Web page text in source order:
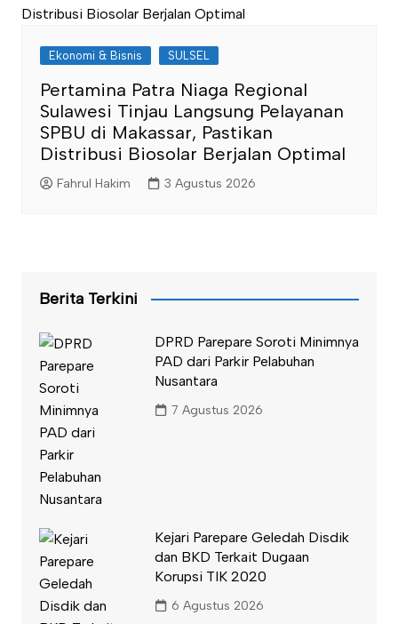
Ekonomi & Bisnis SULSEL
Pertamina Patra Niaga Regional
Sulawesi Tinjau Langsung Pelayanan
SPBU di Makassar, Pastikan
Distribusi Biosolar Berjalan Optimal
Fahrul Hakim 3 Agustus 2026
Berita Terkini
DPRD Parepare Soroti Minimnya
PAD dari Parkir Pelabuhan
Nusantara
7 Agustus 2026
Kejari Parepare Geledah Disdik
dan BKD Terkait Dugaan
Korupsi TIK 2020
6 Agustus 2026